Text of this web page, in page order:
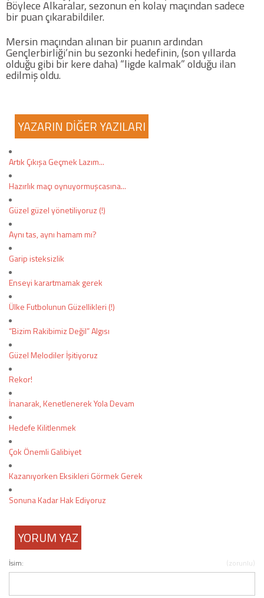
Künye
Web Sürüme Geç
Böylece Alkaralar, sezonun en kolay maçından sadece
bir puan çıkarabildiler.
Mersin maçından alınan bir puanın ardından
Gençlerbirliği’nin bu sezonki hedefinin, (son yıllarda
olduğu gibi bir kere daha) “ligde kalmak” olduğu ilan
edilmiş oldu.
YAZARIN DİĞER YAZILARI
Artık Çıkışa Geçmek Lazım...
Hazırlık maçı oynuyormuşcasına...
Güzel güzel yönetiliyoruz (!)
Aynı tas, aynı hamam mı?
Garip isteksizlik
Enseyi karartmamak gerek
Ülke Futbolunun Güzellikleri (!)
“Bizim Rakibimiz Değil” Algısı
Güzel Melodiler İşitiyoruz
Rekor!
İnanarak, Kenetlenerek Yola Devam
Hedefe Kilitlenmek
Çok Önemli Galibiyet
Kazanıyorken Eksikleri Görmek Gerek
Sonuna Kadar Hak Ediyoruz
YORUM YAZ
İsim: (zorunlu)